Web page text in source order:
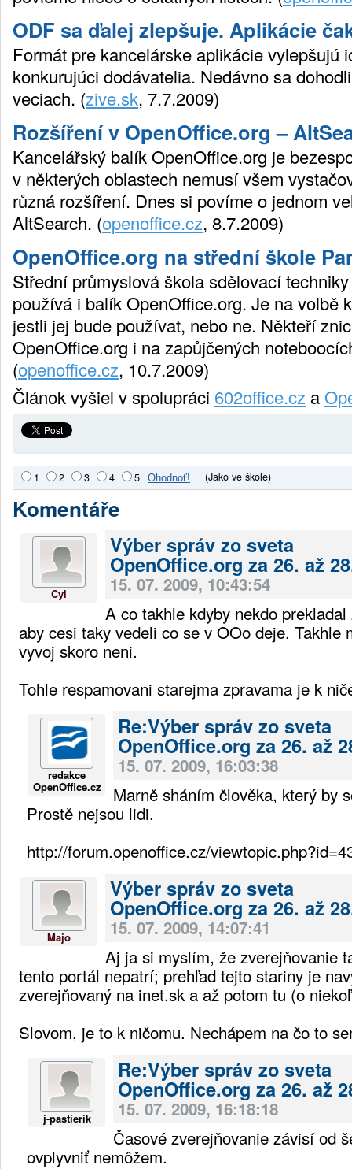
ODF sa ďalej zlepšuje. Aplikácie
Formát pre kancelárske aplikácie vylepšujú
konkurujúci dodávatelia. Nedávno sa
veciach. (zive.sk, 7.7.2009)
Rozšíření v OpenOffice.org –
Kancelářský balík OpenOffice.org je
v některých oblastech nemusí všem
různá rozšíření. Dnes si povíme o jednom
AltSearch. (openoffice.cz, 8.7.2009)
OpenOffice.org na střední škole
Střední průmyslová škola sdělovací
používá i balík OpenOffice.org. Je na volbě
jestli jej bude používat, nebo ne. Někteří
OpenOffice.org i na zapůjčených
(openoffice.cz, 10.7.2009)
Článok vyšiel v spolupráci 602office.cz a
1 2 3 4 5 (Jako ve škole)
Komentáře
Cyl
Výber správ zo sveta
OpenOffice.org za 26. až
15. 07. 2009, 10:43:54
A co takhle kdyby nekdo
aby cesi taky vedeli co se v OOo deje. Takhle
vyvoj skoro neni.
Tohle respamovani starejma zpravama je k
redakce
OpenOffice.cz
Re:Výber správ zo sveta
OpenOffice.org za 26. až
15. 07. 2009, 16:03:38
Marně sháním člověka, který by
Prostě nejsou lidi.
http://forum.openoffice.cz/
Majo
Výber správ zo sveta
OpenOffice.org za 26. až
15. 07. 2009, 14:07:41
Aj ja si myslím, že zverejňovanie
tento portál nepatrí; prehľad tejto stariny je
zverejňovaný na inet.sk a až potom tu (o
Slovom, je to k ničomu. Nechápem na čo to
j-pastierik
Re:Výber správ zo sveta
OpenOffice.org za 26. až
15. 07. 2009, 16:18:18
Časové zverejňovanie závisí od
ovplyvniť nemôžem.